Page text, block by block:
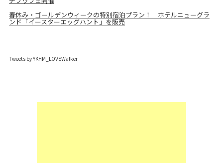
春休み・ゴールデンウィークの特別宿泊プラン！ ホテルニューグラ
ンド「イースターエッグハント」を販売
Tweets by YKHM_LOVEWalker